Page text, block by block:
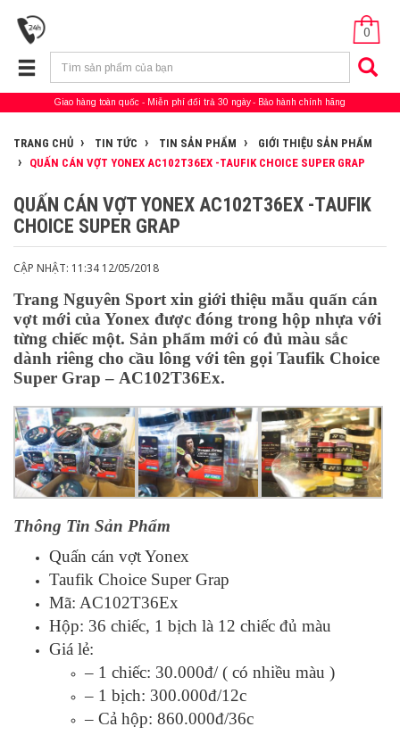
0
Giao hàng toàn quốc Miễn phí đổi trả 30 ngày Bảo hành chính hãng
TRANG CHỦ TIN TỨC TIN SẢN PHẨM
GIỚI THIỆU SẢN PHẨM
QUẤN CÁN VỢT YONEX AC102T36EX -TAUFIK CHOICE SUPER GRAP
QUẤN CÁN VỢT YONEX AC102T36EX -TAUFIK
CHOICE SUPER GRAP
CẬP NHẬT: 11:34 12/05/2018
Trang Nguyên Sport xin giới thiệu mẫu quấn cán
vợt mới của Yonex được đóng trong hộp nhựa với
từng chiếc một. Sản phẩm mới có đủ màu sắc
dành riêng cho cầu lông với tên gọi Taufik Choice
Super Grap – AC102T36Ex.
Thông Tin Sản Phẩm
Quấn cán vợt Yonex
Taufik Choice Super Grap
Mã: AC102T36Ex
Hộp: 36 chiếc, 1 bịch là 12 chiếc đủ màu
Giá lẻ:
– 1 chiếc: 30.000đ/ ( có nhiều màu )
– 1 bịch: 300.000đ/12c
– Cả hộp: 860.000đ/36c